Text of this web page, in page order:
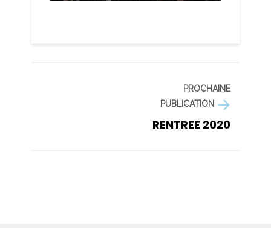
PROCHAINE
PUBLICATION
RENTREE 2020